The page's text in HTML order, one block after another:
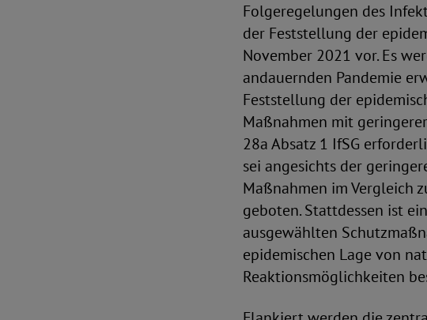
Folgeregelungen des
der Feststellung der
November 2021 vor. Es
andauernden Pandemie
Feststellung der
Maßnahmen mit
28a Absatz 1 IfSG
sei angesichts der
Maßnahmen im Vergleich
geboten. Stattdessen ist
ausgewählten
epidemischen Lage von
Reaktionsmöglichkeiten